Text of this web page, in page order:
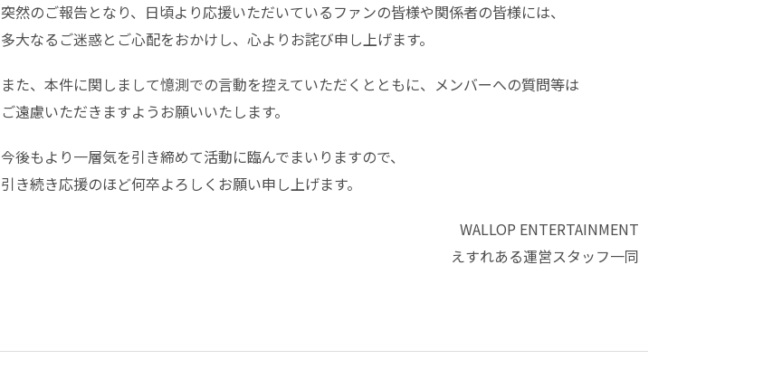
突然のご報告となり、日頃より応援いただいているファンの皆様や関係者の皆様には、
多大なるご迷惑とご心配をおかけし、心よりお詫び申し上げます。
また、本件に関しまして憶測での言動を控えていただくとともに、メンバーへの質問等は
ご遠慮いただきますようお願いいたします。
今後もより一層気を引き締めて活動に臨んでまいりますので、
引き続き応援のほど何卒よろしくお願い申し上げます。
WALLOP ENTERTAINMENT
えすれある運営スタッフ一同